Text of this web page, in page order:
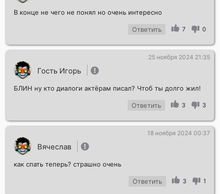
В конце не чего не понял но очень интересно
Ответить 7 0
Гость Игорь
25 ноября 2024 21:35
БЛИН ну кто диалоги актёрам писал? Чтоб ты долго жил!
Ответить 3 3
Вячеслав
18 ноября 2024 00:37
как спать теперь? страшно очень
Ответить 3 1